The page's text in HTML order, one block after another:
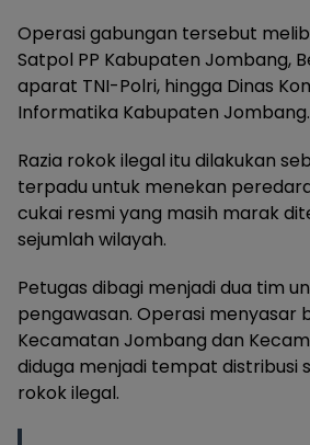
Operasi gabungan tersebut
Satpol PP Kabupaten Jombang,
aparat TNI-Polri, hingga Dinas
Informatika Kabupaten Jombang.
Razia rokok ilegal itu dilakukan
terpadu untuk menekan
cukai resmi yang masih marak
sejumlah wilayah.
Petugas dibagi menjadi dua tim
pengawasan. Operasi menyasar
Kecamatan Jombang dan
diduga menjadi tempat distribusi
rokok ilegal.